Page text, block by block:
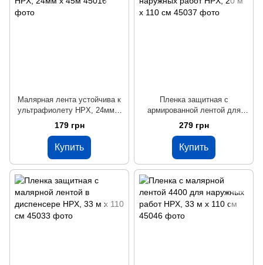
Малярная лента устойчива к
ультрафиолету HPX, 24мм х
45м
179 грн
Купить
Пленка защитная с
армированной лентой для
наружных работ HPX, 20 м x
110 см
279 грн
Купить